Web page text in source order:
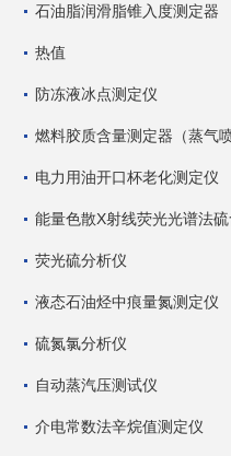
石油脂润滑脂锥入度测定器
热值
防冻液冰点测定仪
电力用油开口杯老化测定仪
荧光硫分析仪
液态石油烃中痕量氮测定仪
硫氮氯分析仪
自动蒸汽压测试仪
介电常数法辛烷值测定仪